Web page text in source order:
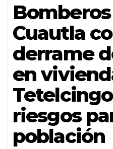
Cuautla
derrame
en
riesgos
población